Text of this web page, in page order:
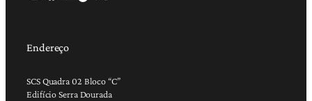
Endereço
SCS Quadra 02 Bloco “C”
Edifício Serra Dourada